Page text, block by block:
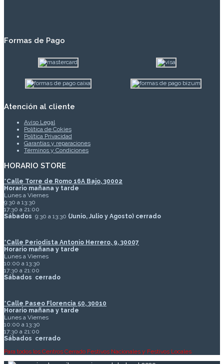
Formas de Pago
Atención al cliente
Aviso Legal
Política de Cokies
Política Privacidad
Garantías y reparaciones
Términos y Condiciones
HORARIO STORE
*Calle Torre de Romo 16A Bajo, 30002
Horario mañana y tarde
Lunes a Viernes
9:30 a 13:30
17:30 a 21:00
Sábados 9:30 a 13:30 (Junio, Julio y Agosto) cerrado
*Calle Periodista Antonio Herrero, 9, 30007
Horario mañana y tarde
Lunes a Viernes
10:00 a 13:30
17:30 a 21:00
Sábados cerrado
*Calle Paseo Florencia 50, 30010
Horario mañana y tarde
Lunes a Viernes
10:00 a 13:30
17:30 a 21:00
Sábados cerrado
Para todos los Centros Cerrado Festivos Nacionales y Festivos Locales